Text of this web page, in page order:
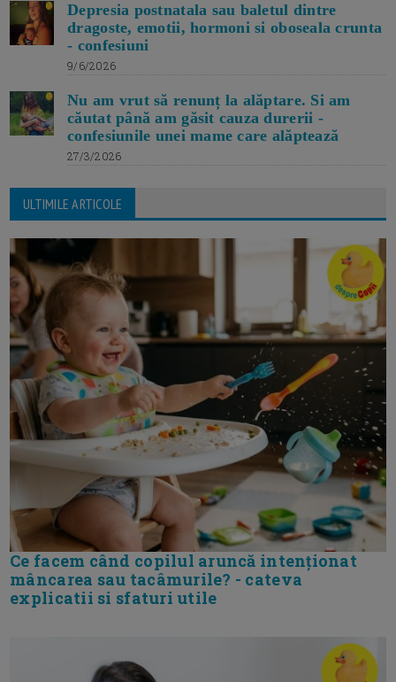
Depresia postnatala sau baletul dintre
dragoste, emotii, hormoni si oboseala crunta
- confesiuni
9/6/2026
Nu am vrut să renunț la alăptare. Si am
căutat până am găsit cauza durerii -
confesiunile unei mame care alăptează
27/3/2026
ULTIMILE ARTICOLE
Ce facem când copilul aruncă intenționat
mâncarea sau tacâmurile? - cateva
explicatii si sfaturi utile